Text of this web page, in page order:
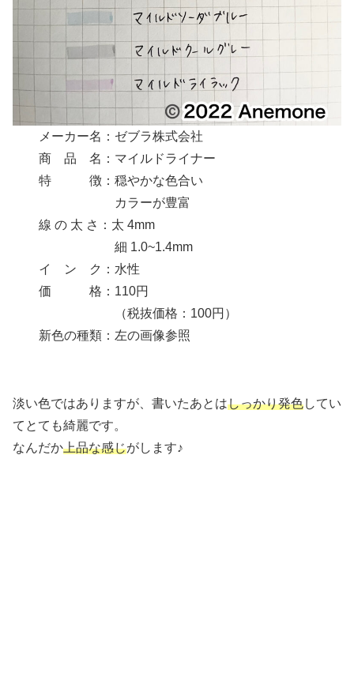
メーカー名：ゼブラ株式会社
商 品 名：マイルドライナー
特 徴：穏やかな色合い
カラーが豊富
線 の 太 さ：太 4mm
細 1.0~1.4mm
イ ン ク：水性
価 格：110円
（税抜価格：100円）
新色の種類：左の画像参照
淡い色ではありますが、書いたあとはしっかり発色してい
てとても綺麗です。
なんだか上品な感じがします♪